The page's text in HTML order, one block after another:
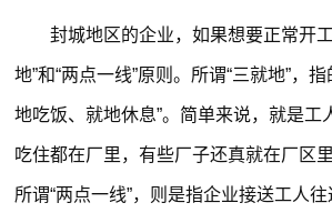
封城地区的企业，如果想要正常开
地”和“两点一线”原则。所谓“三就地”，
地吃饭、就地休息”。简单来说，就是工
吃住都在厂里，有些厂子还真就在厂区
所谓“两点一线”，则是指企业接送工人